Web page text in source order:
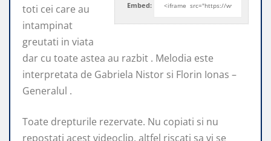
Embed:
toti cei care au
intampinat
greutati in viata
dar cu toate astea au razbit . Melodia este
interpretata de Gabriela Nistor si Florin Ionas –
Generalul .
Toate drepturile rezervate. Nu copiati si nu
repostati acest videoclip, altfel riscati sa vi se